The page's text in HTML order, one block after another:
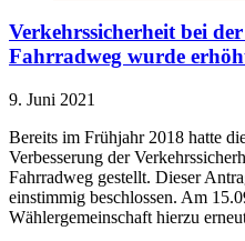
Verkehrssicherheit bei
Fahrradweg wurde
9. Juni 2021
Bereits im Frühjahr 2018 hatte
Verbesserung der
Fahrradweg gestellt. Dieser
einstimmig beschlossen. Am
Wählergemeinschaft hierzu